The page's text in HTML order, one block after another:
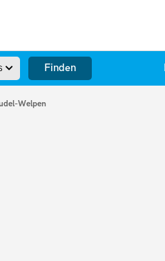
Finden
Welpen